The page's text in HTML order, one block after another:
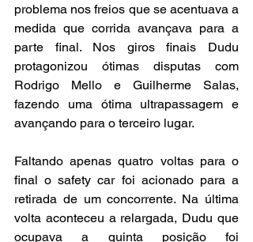
problema nos freios que se acentuava a
medida que corrida avançava para a
parte final. Nos giros finais Dudu
protagonizou ótimas disputas com
Rodrigo Mello e Guilherme Salas,
fazendo uma ótima ultrapassagem e
avançando para o terceiro lugar.
Faltando apenas quatro voltas para o
final o safety car foi acionado para a
retirada de um concorrente. Na última
volta aconteceu a relargada, Dudu que
ocupava a quinta posição foi